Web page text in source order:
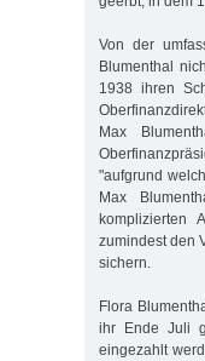
Von der
Blumenthal
1938 ihren
Max
"aufgrund
Max
komplizierten
zumindest den
sichern.
Flora
ihr Ende Juli
eingezahlt